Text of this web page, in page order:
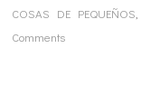
COSAS DE PEQUEÑOS
Comments